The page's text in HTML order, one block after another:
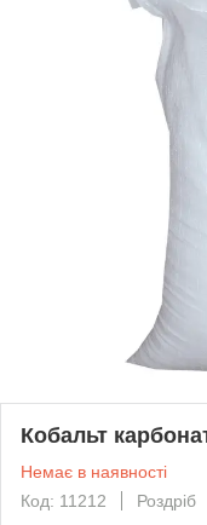
Кобальт
Немає в наявності
Код: 11212
Роздріб